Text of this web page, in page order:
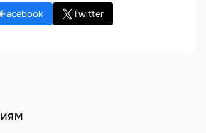
Facebook Twitter